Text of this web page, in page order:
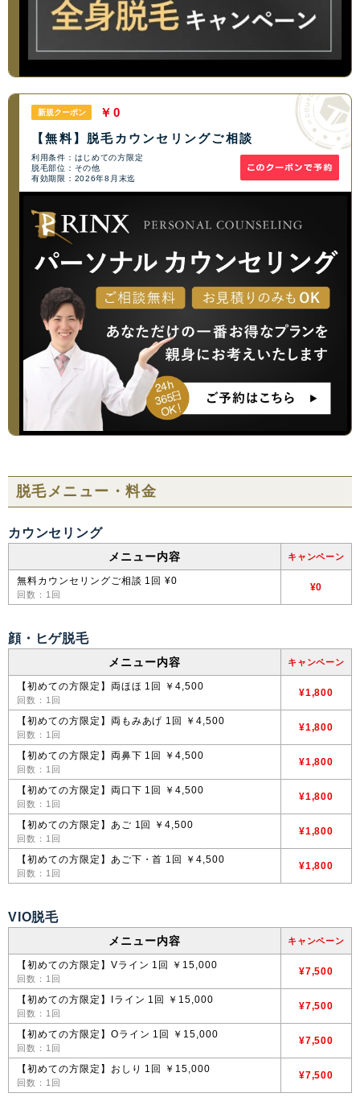
新規クーポン
￥0
【無料】脱毛カウンセリングご相談
利用条件：はじめての方限定
脱毛部位：その他
有効期限：2026年8月末迄
脱毛メニュー・料金
カウンセリング
メニュー内容 キャンペーン
無料カウンセリングご相談 1回 ¥0
回数：1回
¥0
顔・ヒゲ脱毛
メニュー内容 キャンペーン
【初めての方限定】両ほほ 1回 ￥4,500
回数：1回
¥1,800
【初めての方限定】両もみあげ 1回 ￥4,500
回数：1回
¥1,800
【初めての方限定】両鼻下 1回 ￥4,500
回数：1回
¥1,800
【初めての方限定】両口下 1回 ￥4,500
回数：1回
¥1,800
【初めての方限定】あご 1回 ￥4,500
回数：1回
¥1,800
【初めての方限定】あご下・首 1回 ￥4,500
回数：1回
¥1,800
VIO脱毛
メニュー内容 キャンペーン
【初めての方限定】Vライン 1回 ￥15,000
回数：1回
¥7,500
【初めての方限定】Iライン 1回 ￥15,000
回数：1回
¥7,500
【初めての方限定】Oライン 1回 ￥15,000
回数：1回
¥7,500
【初めての方限定】おしり 1回 ￥15,000
回数：1回
¥7,500